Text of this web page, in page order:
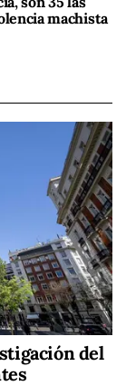
machista
del